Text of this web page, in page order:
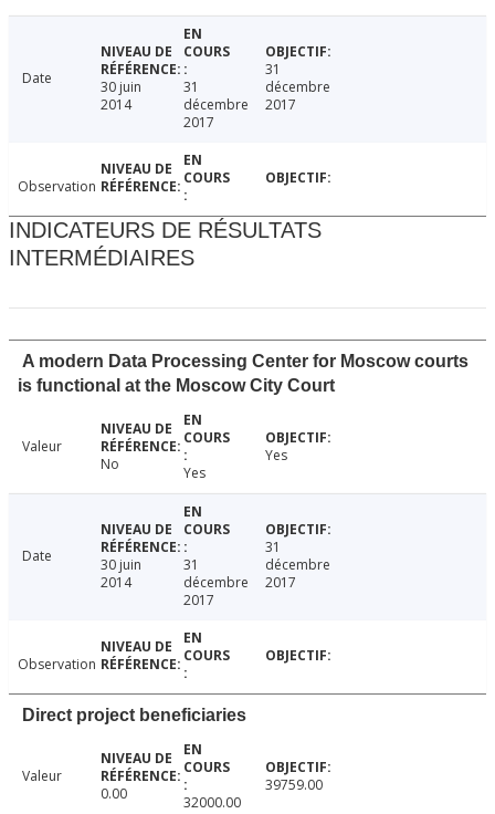
Date
30 juin
2014
31
décembre
2017
31
décembre
2017
Observation
INDICATEURS DE RÉSULTATS
INTERMÉDIAIRES
A modern Data Processing Center for Moscow courts
is functional at the Moscow City Court
Valeur
No
Yes
Yes
Date
30 juin
2014
31
décembre
2017
31
décembre
2017
Observation
Direct project beneficiaries
Valeur
0.00
32000.00
39759.00